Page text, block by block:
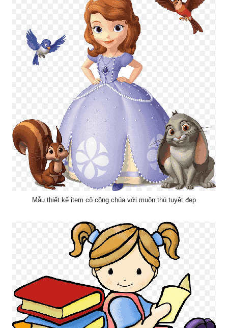
Mẫu thiết kế item cô công chúa với muôn thú tuyệt đẹp